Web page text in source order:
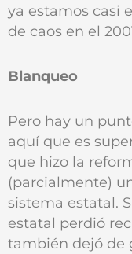
ya estamos casi
de caos en el
Blanqueo
Pero hay un
aquí que es
que hizo la
(parcialmente)
sistema estatal.
estatal perdió
también dejó de